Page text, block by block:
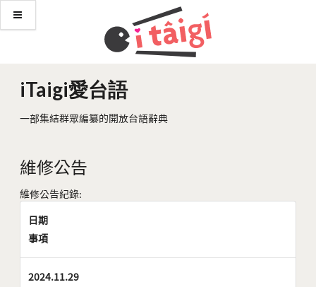
iTaigi愛台語
一部集結群眾編纂的開放台語辭典
維修公告
維修公告紀錄:
日期
事項
2024.11.29